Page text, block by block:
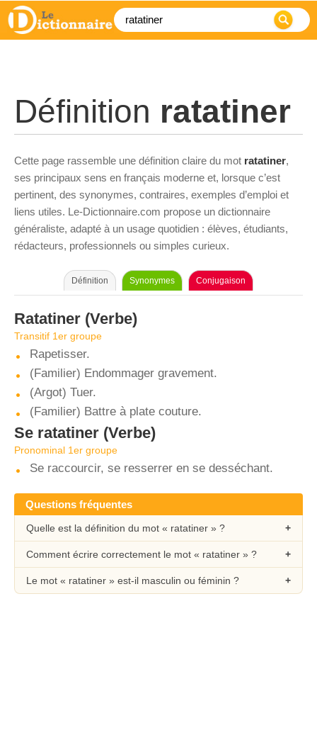
Définition ratatiner
Cette page rassemble une définition claire du mot ratatiner,
ses principaux sens en français moderne et, lorsque c’est
pertinent, des synonymes, contraires, exemples d’emploi et
liens utiles. Le-Dictionnaire.com propose un dictionnaire
généraliste, adapté à un usage quotidien : élèves, étudiants,
rédacteurs, professionnels ou simples curieux.
Définition Synonymes Conjugaison
Ratatiner (Verbe)
Transitif 1er groupe
Rapetisser.
(Familier) Endommager gravement.
(Argot) Tuer.
(Familier) Battre à plate couture.
Se ratatiner (Verbe)
Pronominal 1er groupe
Se raccourcir, se resserrer en se desséchant.
Questions fréquentes
Quelle est la définition du mot « ratatiner » ?
Comment écrire correctement le mot « ratatiner » ?
Le mot « ratatiner » est-il masculin ou féminin ?